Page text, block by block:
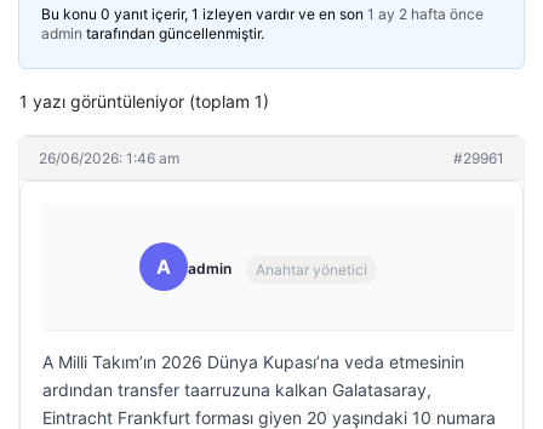
Bu konu 0 yanıt içerir, 1 izleyen vardır ve en son 1 ay 2 hafta önce
admin tarafından güncellenmiştir.
1 yazı görüntüleniyor (toplam 1)
26/06/2026: 1:46 am #29961
A admin Anahtar yönetici
A Milli Takım’ın 2026 Dünya Kupası’na veda etmesinin
ardından transfer taarruzuna kalkan Galatasaray,
Eintracht Frankfurt forması giyen 20 yaşındaki 10 numara